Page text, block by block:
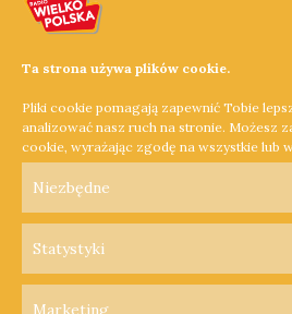
Ta strona używa plików cookie.
Pliki cookie pomagają zapewnić Tobie
analizować nasz ruch na stronie. Możesz
cookie, wyrażając zgodę na wszystkie lub
Niezbędne
Statystyki
Marketing